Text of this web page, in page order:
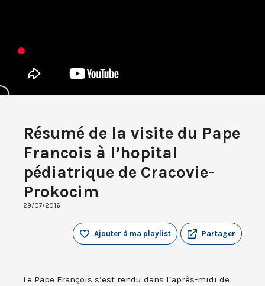
Résumé de la visite du Pape
Francois à l’hopital
pédiatrique de Cracovie-
Prokocim
29/07/2016
Partager
Ajouter à ma playlist
Le Pape François s’est rendu dans l’après-midi de